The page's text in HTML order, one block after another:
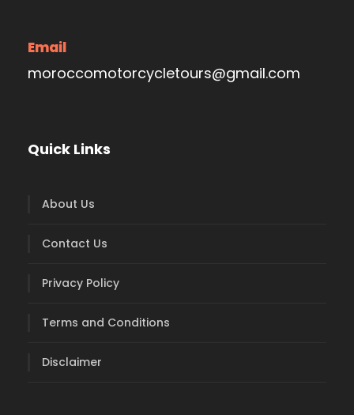
Email
moroccomotorcycletours@gmail.com
Quick Links
About Us
Contact Us
Privacy Policy
Terms and Conditions
Disclaimer